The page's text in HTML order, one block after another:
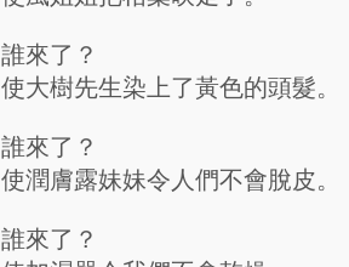
誰來了？
使大樹先生染上了黃色的頭髮。
誰來了？
使潤膚露妹妹令人們不會脫皮。
誰來了？